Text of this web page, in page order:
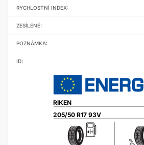
RYCHLOSTNÍ INDEX:
ZESÍLENÉ:
POZNÁMKA:
ID:
205/50 R17 93V
RIKEN